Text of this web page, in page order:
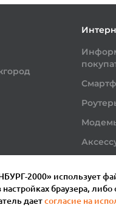
2000» использует
браузера, либо
даетсогласие на